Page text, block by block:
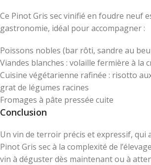
Ce Pinot Gris sec vinifié en foudre neuf
gastronomie, idéal pour accompagner :
Poissons nobles (bar rôti, sandre au
Viandes blanches : volaille fermière à la
Cuisine végétarienne rafinée : risotto
grat de légumes racines
Fromages à pâte pressée cuite
Conclusion
Un vin de terroir précis et expressif, qui
Pinot Gris sec à la complexité de
vin à déguster dès maintenant ou à